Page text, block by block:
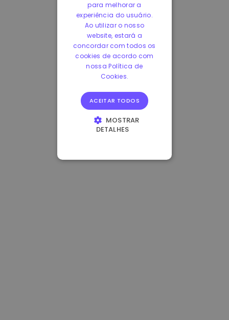
para melhorar a
experiência do usuário.
Ao utilizar o nosso
website, estará a
concordar com todos os
cookies de acordo com
nossa Política de
Cookies.
ACEITAR TODOS
MOSTRAR
DETALHES